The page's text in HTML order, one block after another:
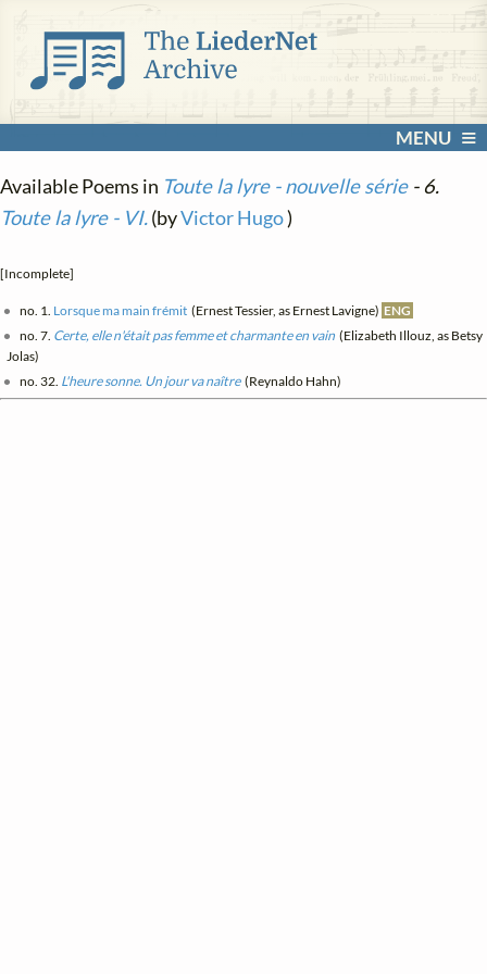
MENU
Available Poems in Toute la lyre - nouvelle série- 6.
Toute la lyre - VI.(byVictor Hugo)
[Incomplete]
no. 1. Lorsque ma main frémit (Ernest Tessier, as Ernest Lavigne) ENG
no. 7. Certe, elle n'était pas femme et charmante en vain (Elizabeth Illouz, as Betsy
Jolas)
no. 32. L'heure sonne. Un jour va naître(Reynaldo Hahn)